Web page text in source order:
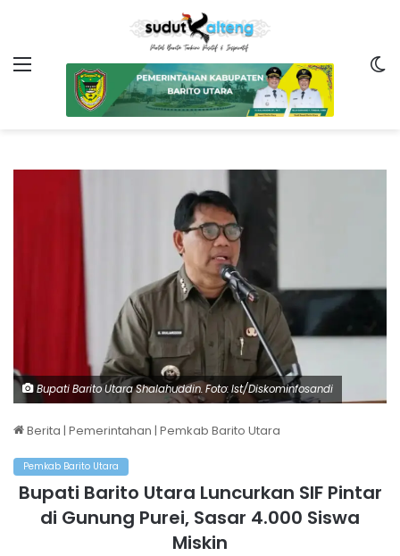
Menu
Bupati Barito Utara Shalahuddin. Foto: Ist/Diskominfosandi
Berita | Pemerintahan | Pemkab Barito Utara
Pemkab Barito Utara
Bupati Barito Utara Luncurkan SIF Pintar
di Gunung Purei, Sasar 4.000 Siswa
Miskin